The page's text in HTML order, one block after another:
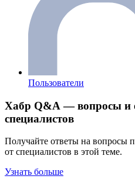
Пользователи
Хабр Q&A — вопросы и
специалистов
Получайте ответы на вопросы
от специалистов в этой теме.
Узнать больше